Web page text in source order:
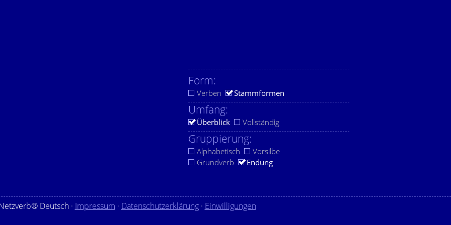
Form:
Verben Stammformen
Umfang:
Überblick Vollständig
Gruppierung:
Alphabetisch
Vorsilbe
Grundverb
Endung
Deutsch · Impressum · Datenschutzerklärung· Einwilligungen